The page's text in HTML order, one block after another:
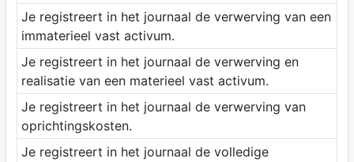
Je registreert in het journaal de verwerving van een
immaterieel vast activum.
Je registreert in het journaal de verwerving en
realisatie van een materieel vast activum.
Je registreert in het journaal de verwerving van
oprichtingskosten.
Je registreert in het journaal de volledige